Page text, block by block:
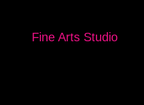
Fine Arts Studio